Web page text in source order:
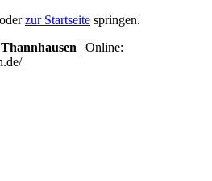
oderzur Startseite springen.
| Online: